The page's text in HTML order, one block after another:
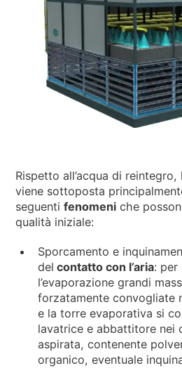
Rispetto all’acqua di reintegro,
viene sottoposta
seguentifenomeni che
qualità iniziale:
Sporcamento e
del contatto con l’aria: per
l’evaporazione grandi
forzatamente convogliate
e la torre evaporativa si
lavatrice e abbattitore nei
aspirata, contenente
organico, eventuale